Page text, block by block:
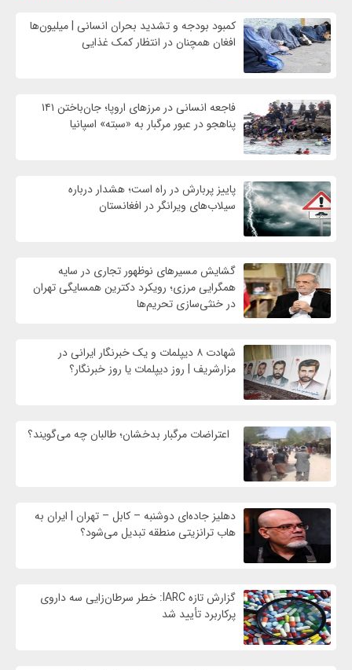
کمبود بودجه و تشدید بحران انسانی | میلیون‌ها
افغان همچنان در انتظار کمک غذایی
فاجعه انسانی در مرزهای اروپا؛ جان‌باختن ۱۴۱
پناهجو در عبور مرگبار به «سبته» اسپانیا
پاییز پربارش در راه است؛ هشدار درباره
سیلاب‌های ویرانگر در افغانستان
گشایش مسیرهای نوظهور تجاری در سایه
همگرایی مرزی؛ رویکرد دکترین همسایگی تهران
در خنثی‌سازی تحریم‌ها
شهادت ۸ دیپلمات و یک خبرنگار ایرانی در
مزارشریف | روز دیپلمات یا روز خبرنگار؟
اعتراضات مرگبار بدخشان؛ طالبان چه می‌گویند؟
دهلیز جاده‌ای دوشنبه – کابل – تهران | ایران به
هاب ترانزیتی منطقه تبدیل می‌شود؟
گزارش تازه IARC: خطر سرطان‌زایی سه داروی
پرکاربرد تأیید شد